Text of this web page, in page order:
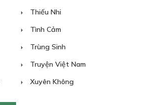
Thiếu Nhi
Tình Cảm
Trùng Sinh
Truyện Việt Nam
Xuyên Không